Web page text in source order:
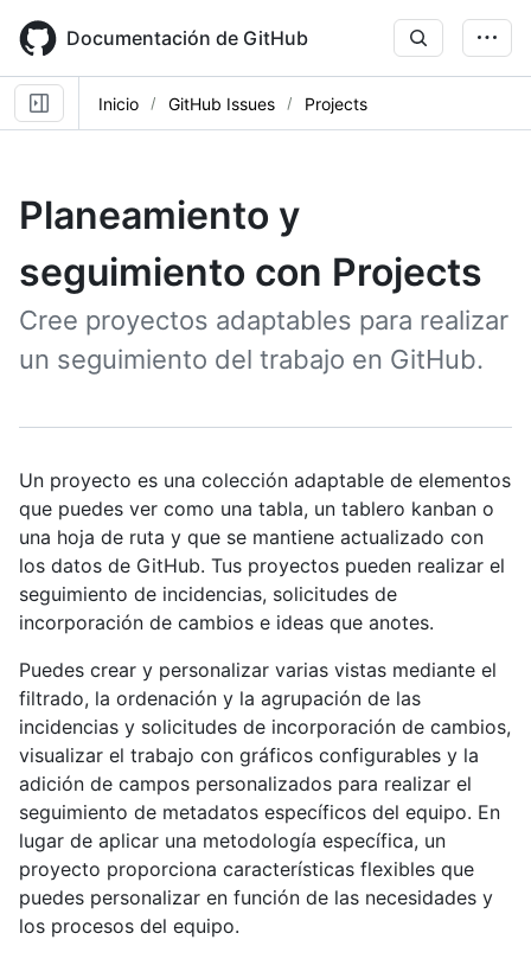
main
content
Documentación de GitHub
Inicio GitHub Issues Projects
Planeamiento y
seguimiento con Projects
Cree proyectos adaptables para realizar
un seguimiento del trabajo en GitHub.
Un proyecto es una colección adaptable de elementos
que puedes ver como una tabla, un tablero kanban o
una hoja de ruta y que se mantiene actualizado con
los datos de GitHub. Tus proyectos pueden realizar el
seguimiento de incidencias, solicitudes de
incorporación de cambios e ideas que anotes.
Puedes crear y personalizar varias vistas mediante el
filtrado, la ordenación y la agrupación de las
incidencias y solicitudes de incorporación de cambios,
visualizar el trabajo con gráficos configurables y la
adición de campos personalizados para realizar el
seguimiento de metadatos específicos del equipo. En
lugar de aplicar una metodología específica, un
proyecto proporciona características flexibles que
puedes personalizar en función de las necesidades y
los procesos del equipo.